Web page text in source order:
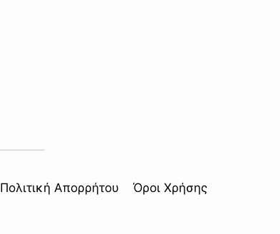
Πολιτική Απορρήτου Όροι Χρήσης